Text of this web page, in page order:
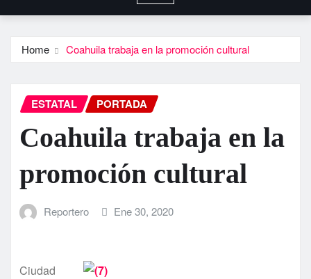
Home Coahuila trabaja en la promoción cultural
ESTATAL PORTADA
Coahuila trabaja en la
promoción cultural
Reportero Ene 30, 2020
Ciudad